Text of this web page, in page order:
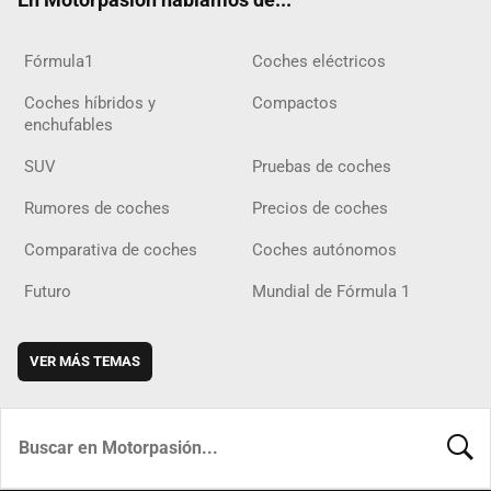
Fórmula1 Coches eléctricos
Coches híbridos y
enchufables
Compactos
SUV Pruebas de coches
Rumores de coches Precios de coches
Comparativa de coches Coches autónomos
Futuro Mundial de Fórmula 1
VER MÁS TEMAS